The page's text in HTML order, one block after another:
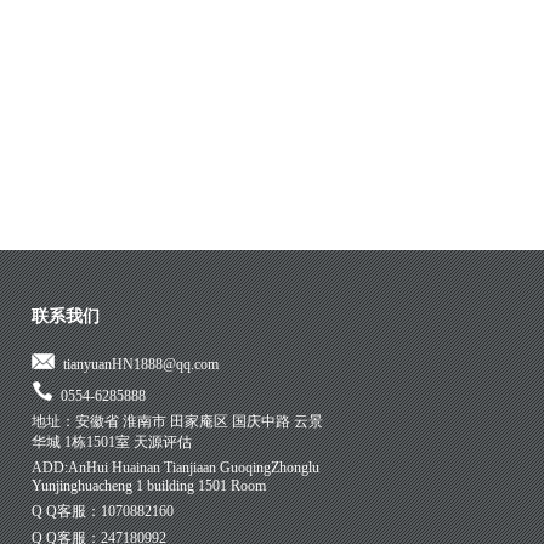
联系我们
tianyuanHN1888@qq.com
0554-6285888
地址：安徽省 淮南市 田家庵区 国庆中路 云景
华城 1栋1501室 天源评估
ADD:AnHui Huainan Tianjiaan GuoqingZhonglu
Yunjinghuacheng 1 building 1501 Room
Q Q客服：1070882160
Q Q客服：247180992